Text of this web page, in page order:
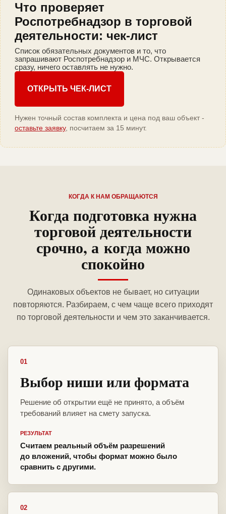
Что проверяет
Роспотребнадзор в торговой
деятельности: чек-лист
Список обязательных документов и то, что
запрашивают Роспотребнадзор и МЧС. Открывается
сразу, ничего оставлять не нужно.
ОТКРЫТЬ ЧЕК-ЛИСТ
Нужен точный состав комплекта и цена под ваш объект -
оставьте заявку, посчитаем за 15 минут.
КОГДА К НАМ ОБРАЩАЮТСЯ
Когда подготовка нужна
торговой деятельности
срочно, а когда можно
спокойно
Одинаковых объектов не бывает, но ситуации
повторяются. Разбираем, с чем чаще всего приходят
по торговой деятельности и чем это заканчивается.
01
Выбор ниши или формата
Решение об открытии ещё не принято, а объём
требований влияет на смету запуска.
РЕЗУЛЬТАТ
Считаем реальный объём разрешений
до вложений, чтобы формат можно было
сравнить с другими.
02